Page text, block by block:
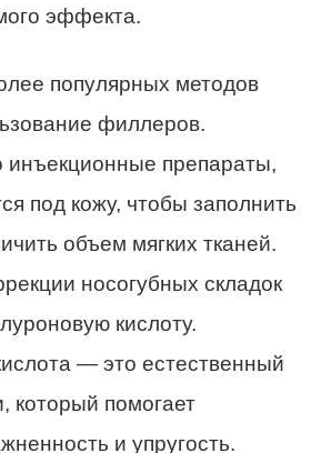
эффекта.
популярных методов
филлеров.
препараты,
под кожу, чтобы заполнить
объем мягких тканей.
носогубных складок
кислоту.
— это естественный
который помогает
и упругость.